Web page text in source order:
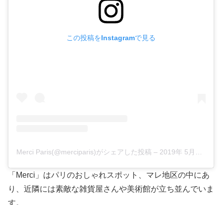
この投稿をInstagramで見る
Merci Paris(@merciparis)がシェアした投稿 – 2019年 5月月26日午前12時45分PDT
「Merci」はパリのおしゃれスポット、マレ地区の中にあ
り、近隣には素敵な雑貨屋さんや美術館が立ち並んでいま
す。